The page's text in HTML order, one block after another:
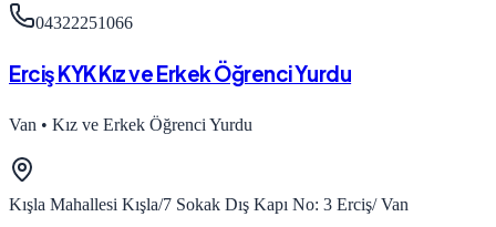
04322251066
Erciş KYK Kız ve Erkek Öğrenci Yurdu
Van • Kız ve Erkek Öğrenci Yurdu
Kışla Mahallesi Kışla/7 Sokak Dış Kapı No: 3 Erciş/ Van